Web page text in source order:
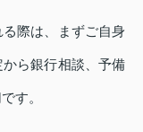
際は、まずご自身
ら銀行相談、予備
す。